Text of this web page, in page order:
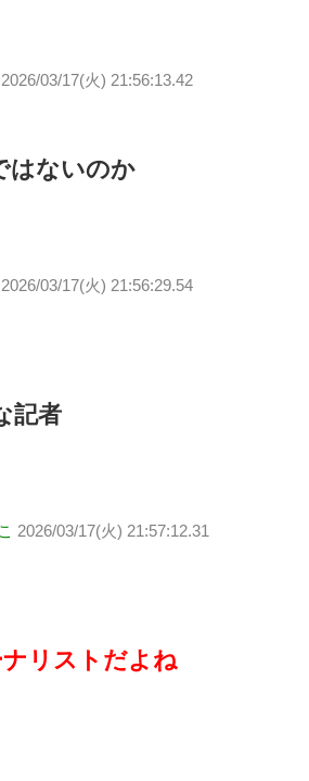
2026/03/17(火) 21:56:13.42
はないのか
2026/03/17(火) 21:56:29.54
記者
2026/03/17(火) 21:57:12.31
リストだよね